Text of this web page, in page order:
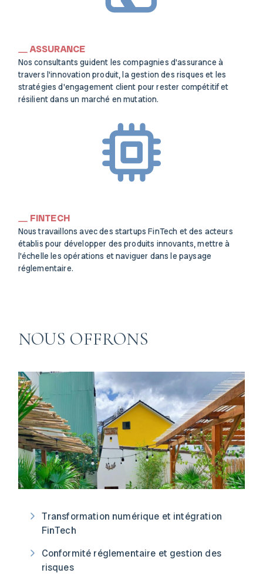
ASSURANCE
Nos consultants guident les compagnies d'assurance à
travers l'innovation produit, la gestion des risques et les
stratégies d'engagement client pour rester compétitif et
résilient dans un marché en mutation.
FINTECH
Nous travaillons avec des startups FinTech et des acteurs
établis pour développer des produits innovants, mettre à
l'échelle les opérations et naviguer dans le paysage
réglementaire.
NOUS OFFRONS
Transformation numérique et intégration
FinTech
Conformité réglementaire et gestion des
risques